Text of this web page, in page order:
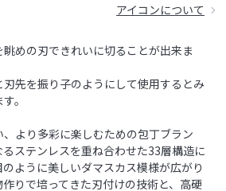
アイコンについて
めの刃できれいに切ることが出来ま
先を振り子のようにして使用するとみ
。
より多彩に楽しむための包丁ブラン
るステンレスを重ね合わせた33層構造に
ように美しいダマスカス模様が広がり
りで培ってきた刃付けの技術と、高硬